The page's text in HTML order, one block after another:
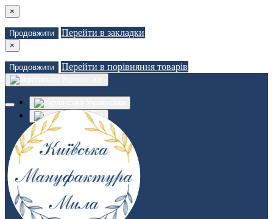
×
Продовжити Перейти в закладки
×
Продовжити Перейти в порівняння товарів
Russian
Закладки (0)
Порівняння товарів (0)
Зв'язатися з нами
Авторизація
Реєстрація